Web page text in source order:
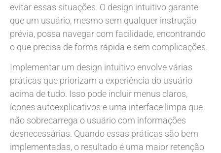
evitar essas situações. O design intuitivo garante
que um usuário, mesmo sem qualquer instrução
prévia, possa navegar com facilidade, encontrando
o que precisa de forma rápida e sem complicações.
Implementar um design intuitivo envolve várias
práticas que priorizam a experiência do usuário
acima de tudo. Isso pode incluir menus claros,
ícones autoexplicativos e uma interface limpa que
não sobrecarrega o usuário com informações
desnecessárias. Quando essas práticas são bem
implementadas, o resultado é uma maior retenção